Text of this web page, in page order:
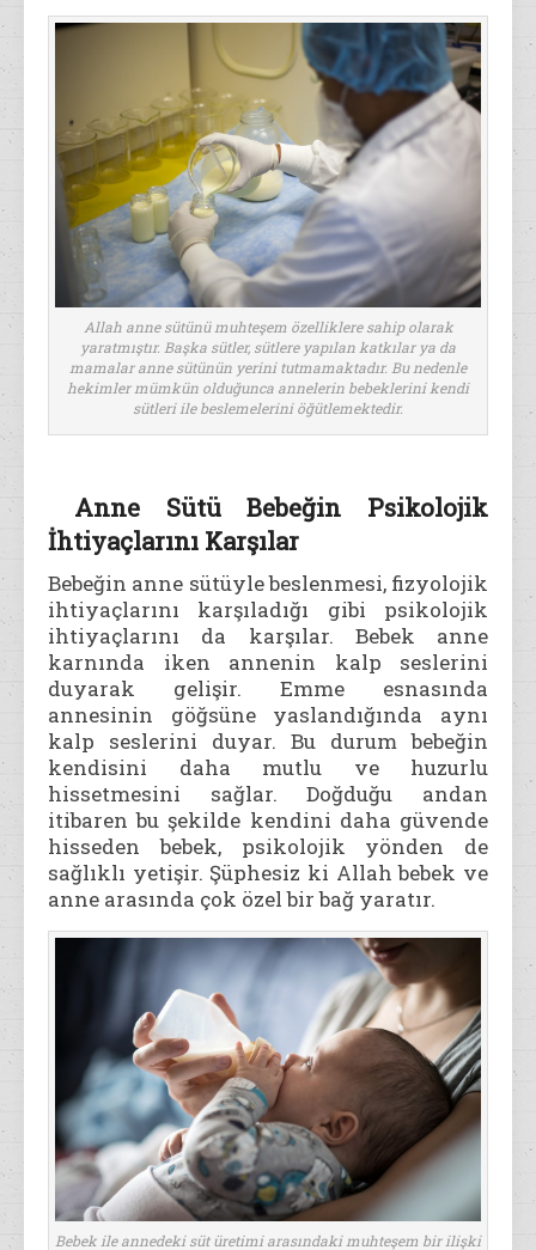
Allah anne sütünü muhteşem özelliklere sahip olarak
yaratmıştır. Başka sütler, sütlere yapılan katkılar ya da
mamalar anne sütünün yerini tutmamaktadır. Bu nedenle
hekimler mümkün olduğunca annelerin bebeklerini kendi
sütleri ile beslemelerini öğütlemektedir.
Anne Sütü Bebeğin Psikolojik
İhtiyaçlarını Karşılar
Bebeğin anne sütüyle beslenmesi, fizyolojik
ihtiyaçlarını karşıladığı gibi psikolojik
ihtiyaçlarını da karşılar. Bebek anne
karnında iken annenin kalp seslerini
duyarak gelişir. Emme esnasında
annesinin göğsüne yaslandığında aynı
kalp seslerini duyar. Bu durum bebeğin
kendisini daha mutlu ve huzurlu
hissetmesini sağlar. Doğduğu andan
itibaren bu şekilde kendini daha güvende
hisseden bebek, psikolojik yönden de
sağlıklı yetişir. Şüphesiz ki Allah bebek ve
anne arasında çok özel bir bağ yaratır.
Bebek ile annedeki süt üretimi arasındaki muhteşem bir ilişki